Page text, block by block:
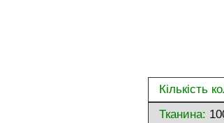
Кількість
Тканина: